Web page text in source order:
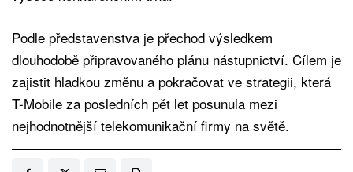
Podle představenstva je přechod výsledkem
dlouhodobě připravovaného plánu nástupnictví. Cílem je
zajistit hladkou změnu a pokračovat ve strategii, která
T-Mobile za posledních pět let posunula mezi
nejhodnotnější telekomunikační firmy na světě.